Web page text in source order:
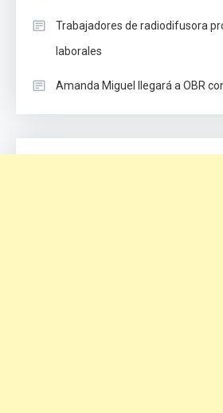
Trabajadores de radiodifusora
laborales
Amanda Miguel llegará a OBR